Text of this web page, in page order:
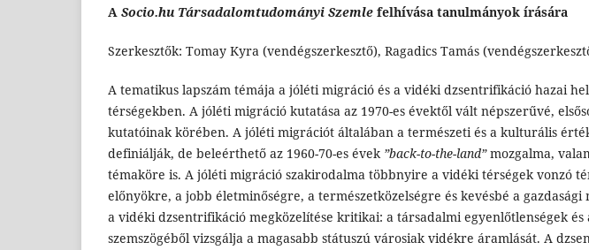
A Socio.hu Társadalomtudományi Szemle felhívása tanulmányok
Szerkesztők: Tomay Kyra (vendégszerkesztő), Ragadics Tamás
A tematikus lapszám témája a jóléti migráció és a vidéki dzsentrifikáció hazai
térségekben. A jóléti migráció kutatása az 1970-es évektől vált népszerűvé,
kutatóinak körében. A jóléti migrációt általában a természeti és a kulturális
definiálják, de beleérthető az 1960-70-es évek ”back-to-the-land”mozgalma,
témaköre is. A jóléti migráció szakirodalma többnyire a vidéki térségek vonzó
előnyökre, a jobb életminőségre, a természetközelségre és kevésbé a
a vidéki dzsentrifikáció megközelítése kritikai: a társadalmi egyenlőtlenségek
szemszögéből vizsgálja a magasabb státuszú városiak vidékre áramlását. A